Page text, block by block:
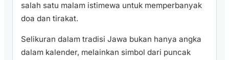
salah satu malam istimewa untuk memperbanyak
doa dan tirakat.
Selikuran dalam tradisi Jawa bukan hanya angka
dalam kalender, melainkan simbol dari puncak